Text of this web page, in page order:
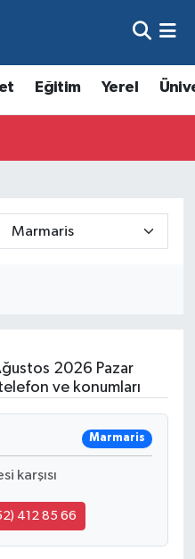
Eğitim Yerel
2026 Pazar
ve konumları
Marmaris
karşısı
412 85 66
ve Fikstür